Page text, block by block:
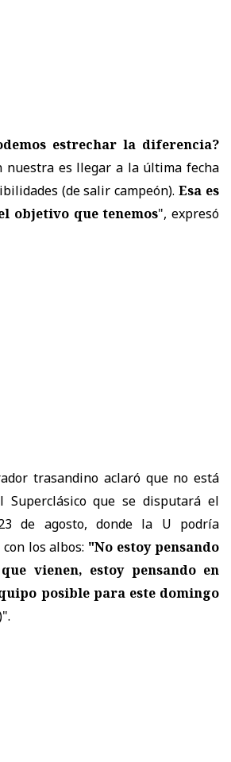
estrechar la diferencia?
nuestra es llegar a la última fecha
(de salir campeón).Esa es
objetivo que tenemos", expresó
trasandino aclaró que no está
Superclásico que se disputará el
de agosto, donde la U podría
los albos: "No estoy pensando
vienen, estoy pensando en
posible para este domingo